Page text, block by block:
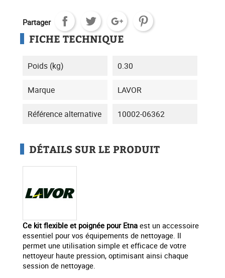
Partager
FICHE TECHNIQUE
Poids (kg) 0.30
Marque LAVOR
Référence alternative 10002-06362
DÉTAILS SUR LE PRODUIT
Ce kit flexible et poignée pour Etna est un accessoire
essentiel pour vos équipements de nettoyage. Il
permet une utilisation simple et efficace de votre
nettoyeur haute pression, optimisant ainsi chaque
session de nettoyage.